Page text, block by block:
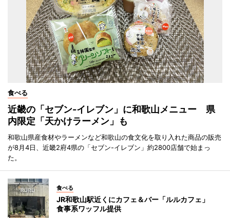
食べる
近畿の「セブン-イレブン」に和歌山メニュー 県
内限定「天かけラーメン」も
和歌山県産食材やラーメンなど和歌山の食文化を取り入れた商品の販売
が8月4日、近畿2府4県の「セブン-イレブン」約2800店舗で始まっ
た。
食べる
JR和歌山駅近くにカフェ＆バー「ルルカフェ」
食事系ワッフル提供